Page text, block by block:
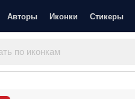
Авторы Иконки Стикеры